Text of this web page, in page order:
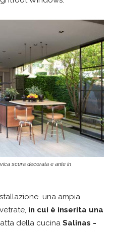
scura decorata e ante in
una ampia
in cui è inserita una
della cucina Salinas -